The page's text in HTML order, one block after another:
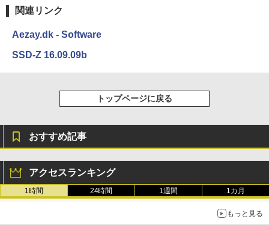
ブラック
テリー、広告無し、ブラック (2025年発
売)
関連リンク
Aezay.dk - Software
SSD-Z 16.09.09b
トップページに戻る
おすすめ記事
アクセスランキング
1時間 24時間 1週間 1カ月
もっと見る